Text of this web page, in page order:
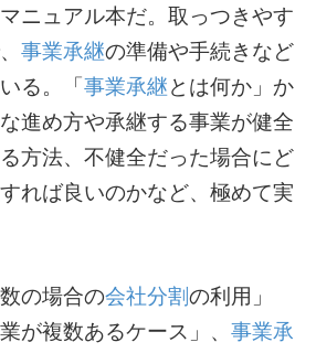
ニュアル本だ。取っつきやす
事業承継の準備や手続きなど
る。「事業承継とは何か」か
進め方や承継する事業が健全
方法、不健全だった場合にど
れば良いのかなど、極めて実
の場合の会社分割の利用」
が複数あるケース」、 事業承